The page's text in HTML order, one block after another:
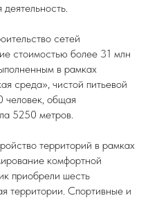
сетей
стоимостью более 31 млн
в рамках
среда», чистой питьевой
человек, общая
5250 метров.
территорий в рамках
комфортной
приобрели шесть
территории. Спортивные и